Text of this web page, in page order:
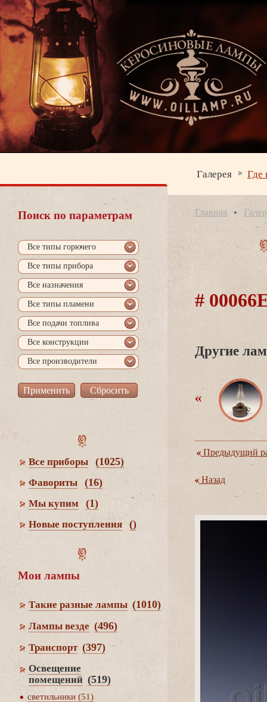
Галерея Где
Поиск по параметрам
се типы горючего
се типы прибора
се назначения
се типы пламени
се подачи топлива
се конструкции
се производители
се приборы (1025)
Фавориты (16)
Мы купим (1)
Новые поступления ()
Мои лампы
Такие разные лампы (1010)
Лампы везде (496)
Транспорт (397)
Освещение
помещений (519)
светильники (51)
Главная
#
Другие
Предыдущий
Назад